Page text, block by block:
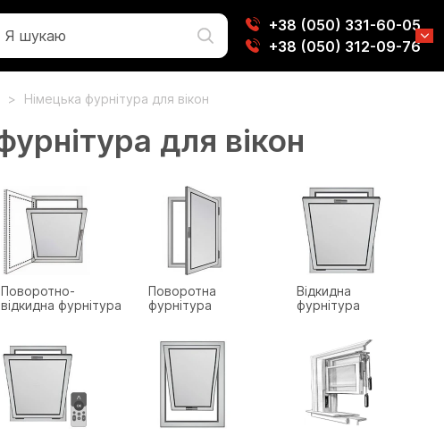
+38 (050) 331-60-05
+38 (050) 312-09-76
Німецька фурнітура для вікон
для вікон
Поворотно-
відкидна фурнітура
Поворотна
фурнітура
Відкидна
фурнітура